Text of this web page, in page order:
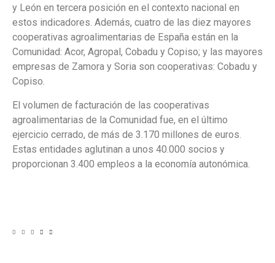
y León en tercera posición en el contexto nacional en
estos indicadores. Además, cuatro de las diez mayores
cooperativas agroalimentarias de España están en la
Comunidad: Acor, Agropal, Cobadu y Copiso; y las mayores
empresas de Zamora y Soria son cooperativas: Cobadu y
Copiso.
El volumen de facturación de las cooperativas
agroalimentarias de la Comunidad fue, en el último
ejercicio cerrado, de más de 3.170 millones de euros.
Estas entidades aglutinan a unos 40.000 socios y
proporcionan 3.400 empleos a la economía autonómica.